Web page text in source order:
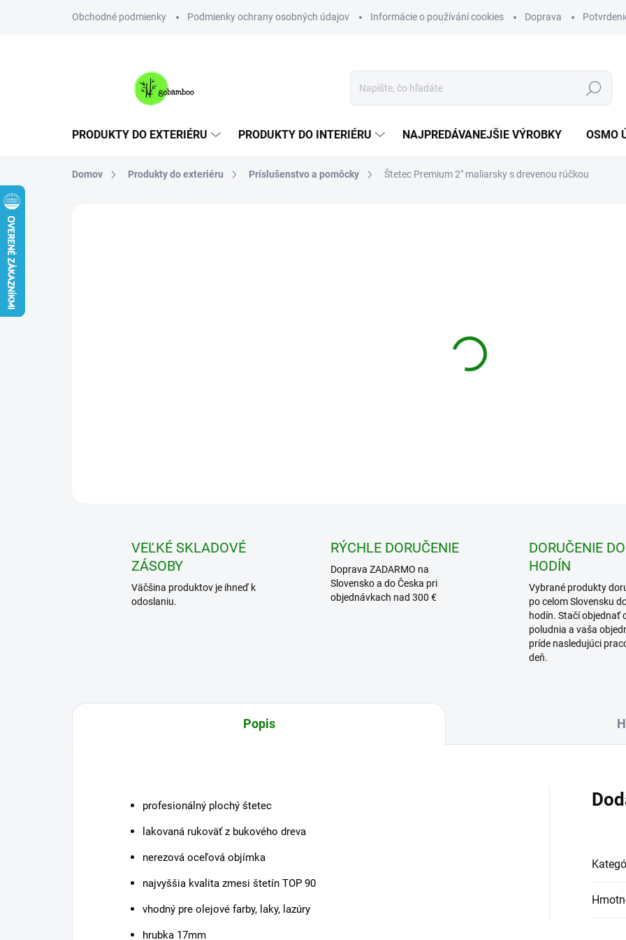
Obchodné podmienky Podmienky ochrany osobných údajov Informácie o používání cookies Doprava
Hľadať
PRODUKTY DO EXTERIÉRU PRODUKTY DO INTERIÉRU NAJPREDÁVANEJŠIE VÝROBKY OSMO
Domov Produkty do exteriéru Príslušenstvo a pomôcky Štetec Premium 2" maliarsky s drevenou rúčkou
VEĽKÉ SKLADOVÉ
ZÁSOBY
Väčšina produktov je ihneď k
odoslaniu.
RÝCHLE DORUČENIE
Doprava ZADARMO na
Slovensko a do Česka pri
objednávkach nad 300 €
DORUČENIE
HODÍN
Vybrané produkty
po celom Slovensku
hodín. Stačí objednať
poludnia a vaša
príde nasledujúci
deň.
Popis
profesionálný plochý štetec
lakovaná rukoväť z bukového dreva
nerezová oceľová objímka
najvyššia kvalita zmesi štetín TOP 90
vhodný pre olejové farby, laky, lazúry
hrubka 17mm